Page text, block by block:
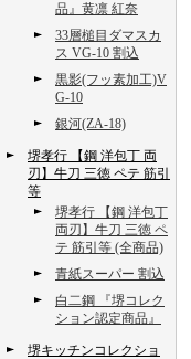
品』黄凛 紅奈
33層槌目ダマスカ
ス VG-10 割込
黒影(フッ素加工)V
G-10
銀河(ZA-18)
堺孝行 【鋼 洋包丁 両
刃】牛刀 三徳 ペテ 筋引
等
堺孝行 【鋼 洋包丁
両刃】牛刀 三徳 ペ
テ 筋引等 (全商品)
青紙スーパー 割込
白二鋼 『堺コレク
ション認定商品』
堺キッチンコレクショ